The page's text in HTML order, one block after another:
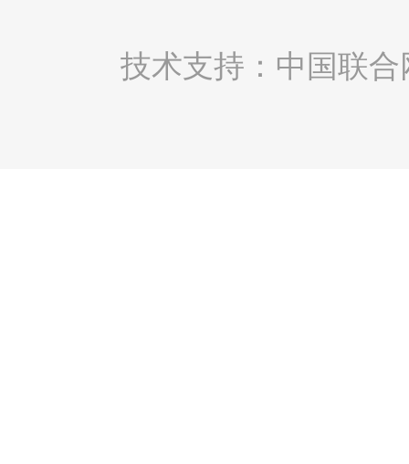
技术支持：中国联